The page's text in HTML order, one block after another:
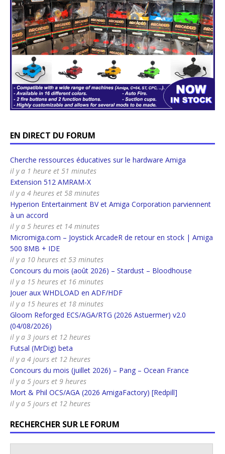
EN DIRECT DU FORUM
Cherche ressources éducatives sur le hardware Amiga
il y a 1 heure et 51 minutes
Extension 512 AMRAM-X
il y a 4 heures et 58 minutes
Hyperion Entertainment BV et Amiga Corporation parviennent
à un accord
il y a 5 heures et 14 minutes
Micromiga.com – Joystick ArcadeR de retour en stock | Amiga
500 8MB + IDE
il y a 10 heures et 53 minutes
Concours du mois (août 2026) – Stardust – Bloodhouse
il y a 15 heures et 16 minutes
Jouer aux WHDLOAD en ADF/HDF
il y a 15 heures et 18 minutes
Gloom Reforged ECS/AGA/RTG (2026 Astuermer) v2.0
(04/08/2026)
il y a 3 jours et 12 heures
Futsal (MrDig) beta
il y a 4 jours et 12 heures
Concours du mois (juillet 2026) – Pang – Ocean France
il y a 5 jours et 9 heures
Mort & Phil OCS/AGA (2026 AmigaFactory) [Redpill]
il y a 5 jours et 12 heures
RECHERCHER SUR LE FORUM